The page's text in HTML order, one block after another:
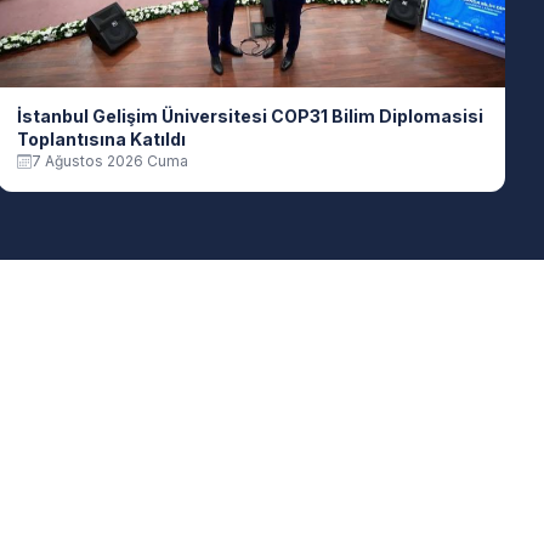
İstanbul Gelişim Üniversitesi COP31 Bilim Diplomasisi
Toplantısına Katıldı
7 Ağustos 2026 Cuma